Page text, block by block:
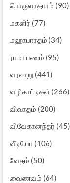
பொருளாதாரம் (90)
மகளிர் (77)
மஹாபாரதம் (34)
ராமாயணம் (95)
வரலாறு(441)
வழிகாட்டிகள்(266)
விவாதம் (200)
விவேகானந்தர் (45)
வீடியோ (106)
வேதம் (50)
வைணவம் (64)